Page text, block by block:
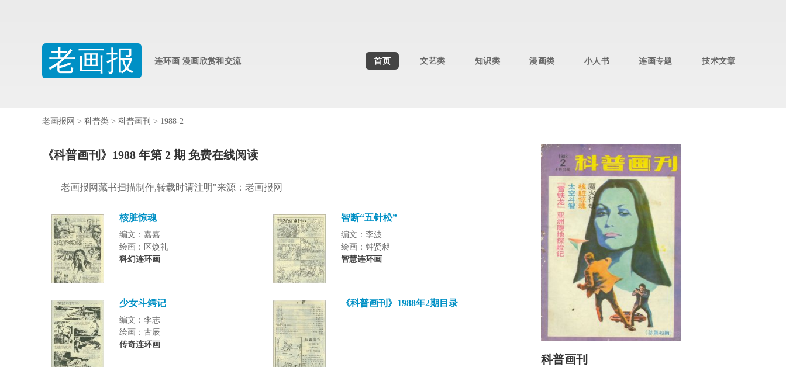
老画报 连环画 漫画欣赏和交流 首页 文艺类 知识类 漫画类 小人书 连画专题 技术文章
老画报网 > 科普类 > 科普画刊 > 1988-2
《科普画刊》1988 年第 2 期 免费在线阅读
老画报网藏书扫描制作,转载时请注明"来源：老画报网
核脏惊魂
编文：嘉嘉
绘画：区焕礼
科幻连环画
智断“五针松”
编文：李波
绘画：钟贤昶
智慧连环画
少女斗鳄记
编文：李志
绘画：古辰
传奇连环画
《科普画刊》1988年2期目录
科普画刊